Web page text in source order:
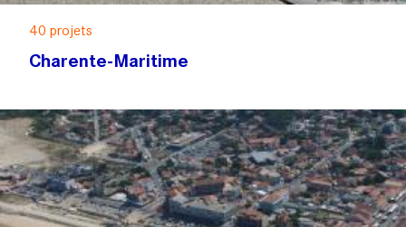
40 projets
Charente-Maritime